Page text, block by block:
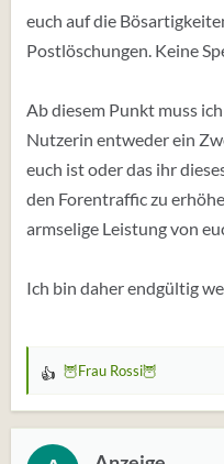
euch auf die
Postlöschungen. Keine
Ab diesem Punkt muss
Nutzerin entweder ein
euch ist oder das ihr
den Forentraffic zu
armselige Leistung von
Ich bin daher endgültig
W
r
t
🦉Frau Rossi🦉